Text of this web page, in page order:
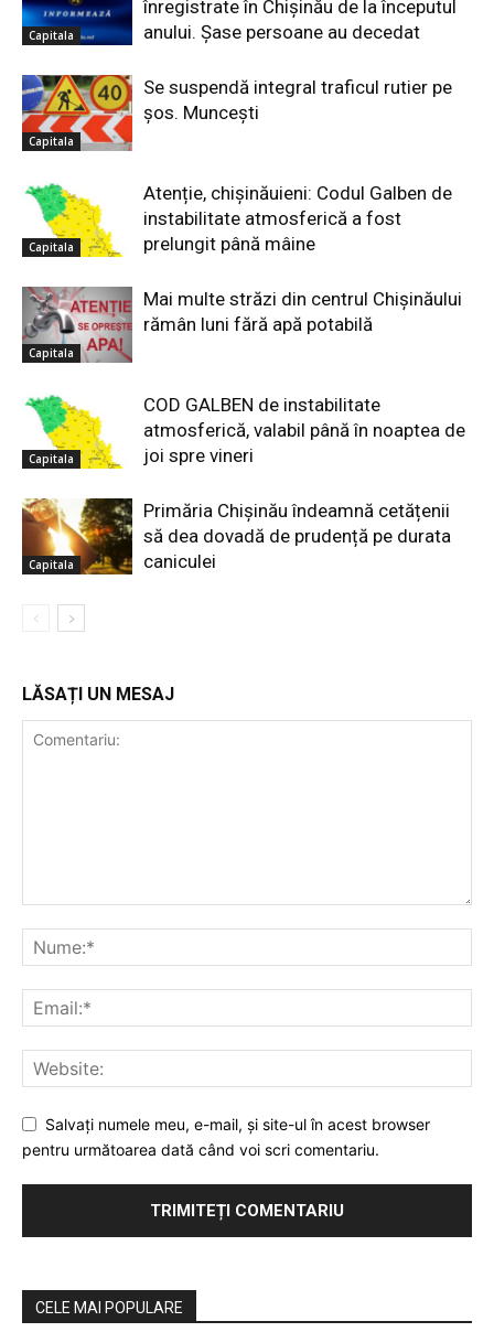
Capitala
înregistrate în Chișinău de la începutul
anului. Șase persoane au decedat
Capitala
Se suspendă integral traficul rutier pe
șos. Muncești
Capitala
Atenție, chișinăuieni: Codul Galben de
instabilitate atmosferică a fost
prelungit până mâine
Capitala
Mai multe străzi din centrul Chișinăului
rămân luni fără apă potabilă
Capitala
COD GALBEN de instabilitate
atmosferică, valabil până în noaptea de
joi spre vineri
Capitala
Primăria Chișinău îndeamnă cetățenii
să dea dovadă de prudență pe durata
caniculei
LĂSAȚI UN MESAJ
Salvaţi numele meu, e-mail, şi site-ul în acest browser
pentru următoarea dată când voi scri comentariu.
CELE MAI POPULARE